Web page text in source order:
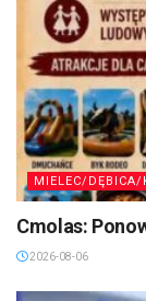
MIELEC/DĘBICA/
Cmolas:
2026-08-06